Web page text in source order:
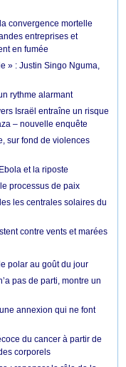
convergence mortelle
entreprises et
en fumée
» : Justin Singo Nguma,
rythme alarmant
Israël entraîne un risque
– nouvelle enquête
sur fond de violences
et la riposte
processus de paix
les centrales solaires du
contre vents et marées
polar au goût du jour
pas de parti, montre un
annexion qui ne font
du cancer à partir de
corporels